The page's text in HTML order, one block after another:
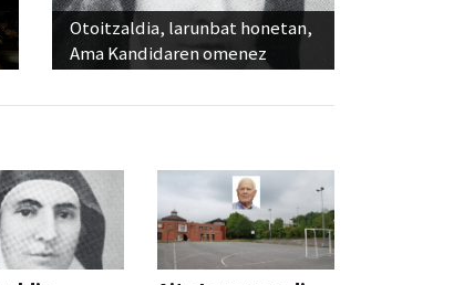
Otoitzaldia, larunbat honetan,
Ama Kandidaren omenez